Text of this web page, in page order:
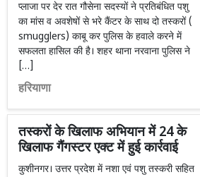
प्लाजा पर देर रात गौसेना सदस्यों ने प्रतिबंधित पशु
का मांस व अवशेषों से भरे कैंटर के साथ दो तस्करों (
smugglers) काबू कर पुलिस के हवाले करने में
सफलता हासिल की है। शहर थाना नरवाना पुलिस ने
[…]
हरियाणा
तस्करों के खिलाफ अभियान में 24 के
खिलाफ गैंगस्टर एक्ट में हुई कार्रवाई
कुशीनगर। उत्तर प्रदेश में नशा एवं पशु तस्करी सहित